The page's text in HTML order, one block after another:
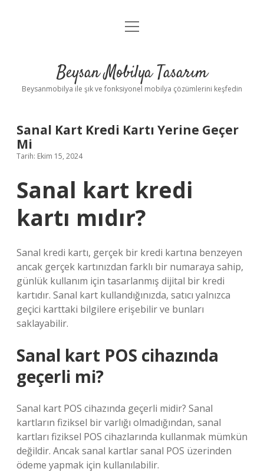
Anasayfa
Yasal Uyarı
menüyü
Beysan Mobilya Tasarım
Beysanmobilya ile şık ve fonksiyonel mobilya çözümlerini keşfedin
Sanal Kart Kredi Kartı Yerine Geçer
Mi
Tarih: Ekim 15, 2024
Sanal kart kredi
kartı mıdır?
Sanal kredi kartı, gerçek bir kredi kartına benzeyen
ancak gerçek kartınızdan farklı bir numaraya sahip,
günlük kullanım için tasarlanmış dijital bir kredi
kartıdır. Sanal kart kullandığınızda, satıcı yalnızca
geçici karttaki bilgilere erişebilir ve bunları
saklayabilir.
Sanal kart POS cihazında
geçerli mi?
Sanal kart POS cihazında geçerli midir? Sanal
kartların fiziksel bir varlığı olmadığından, sanal
kartları fiziksel POS cihazlarında kullanmak mümkün
değildir. Ancak sanal kartlar sanal POS üzerinden
ödeme yapmak için kullanılabilir.